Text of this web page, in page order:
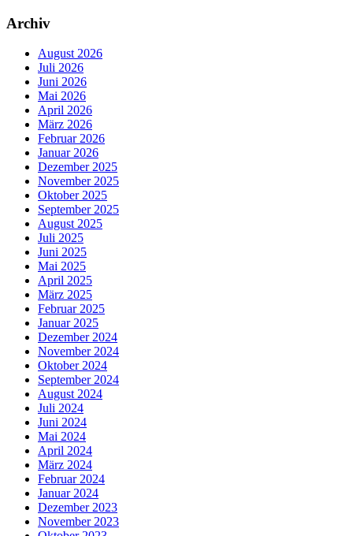
Archiv
August 2026
Juli 2026
Juni 2026
Mai 2026
April 2026
März 2026
Februar 2026
Januar 2026
Dezember 2025
November 2025
Oktober 2025
September 2025
August 2025
Juli 2025
Juni 2025
Mai 2025
April 2025
März 2025
Februar 2025
Januar 2025
Dezember 2024
November 2024
Oktober 2024
September 2024
August 2024
Juli 2024
Juni 2024
Mai 2024
April 2024
März 2024
Februar 2024
Januar 2024
Dezember 2023
November 2023